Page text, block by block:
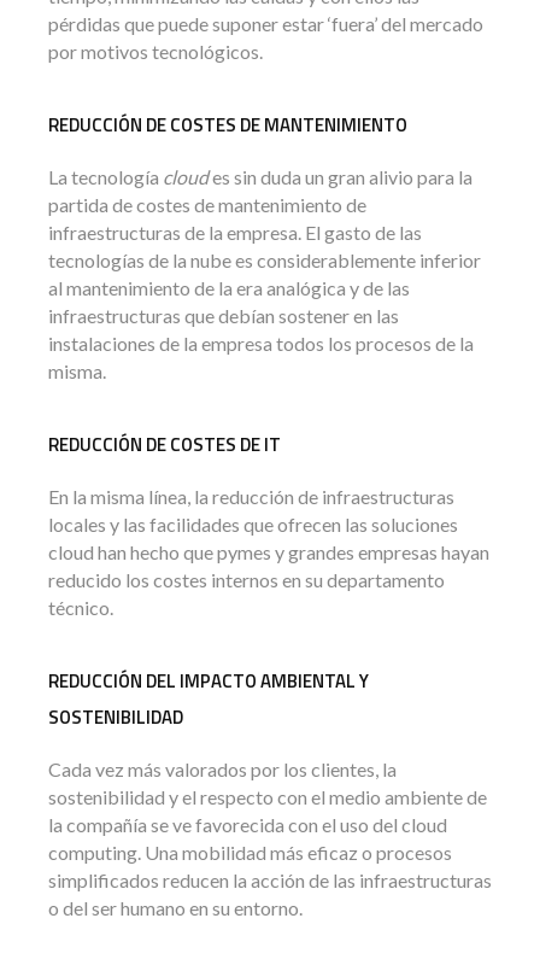
pérdidas que puede suponer estar ‘fuera’ del mercado
por motivos tecnológicos.
REDUCCIÓN DE COSTES DE MANTENIMIENTO
La tecnología cloudes sin duda un gran alivio para la
partida de costes de mantenimiento de
infraestructuras de la empresa. El gasto de las
tecnologías de la nube es considerablemente inferior
al mantenimiento de la era analógica y de las
infraestructuras que debían sostener en las
instalaciones de la empresa todos los procesos de la
misma.
REDUCCIÓN DE COSTES DE IT
En la misma línea, la reducción de infraestructuras
locales y las facilidades que ofrecen las soluciones
cloud han hecho que pymes y grandes empresas hayan
reducido los costes internos en su departamento
técnico.
REDUCCIÓN DEL IMPACTO AMBIENTAL Y
SOSTENIBILIDAD
Cada vez más valorados por los clientes, la
sostenibilidad y el respecto con el medio ambiente de
la compañía se ve favorecida con el uso del cloud
computing. Una mobilidad más eficaz o procesos
simplificados reducen la acción de las infraestructuras
o del ser humano en su entorno.